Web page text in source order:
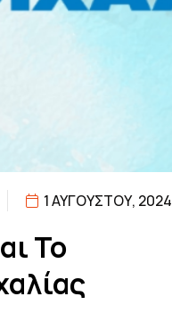
1 ΑΥΓΟΎΣΤΟΥ, 2024
ΑΙΤΟ
ΑΛΊΑΣ